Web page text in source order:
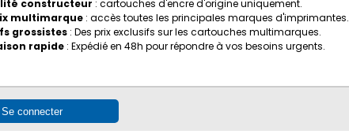
constructeur : cartouches d'encre d'origine uniquement.
multimarque : accès toutes les principales marques d'imprimantes.
grossistes : Des prix exclusifs sur les cartouches multimarques.
rapide : Expédié en 48h pour répondre à vos besoins urgents.
Se connecter